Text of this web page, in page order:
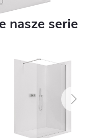
nasze serie